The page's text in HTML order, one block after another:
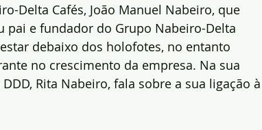
Delta Cafés, João Manuel Nabeiro, que
e fundador do Grupo Nabeiro-Delta
debaixo dos holofotes, no entanto
no crescimento da empresa. Na sua
Rita Nabeiro, fala sobre a sua ligação à